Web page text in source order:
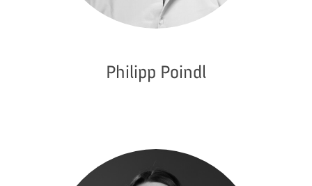
Philipp Poindl